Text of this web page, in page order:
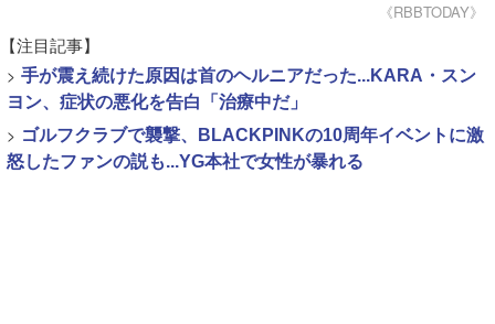
《RBBTODAY》
【注目記事】
> 手が震え続けた原因は首のヘルニアだった...KARA・スン
ヨン、症状の悪化を告白「治療中だ」
> ゴルフクラブで襲撃、BLACKPINKの10周年イベントに激
怒したファンの説も...YG本社で女性が暴れる